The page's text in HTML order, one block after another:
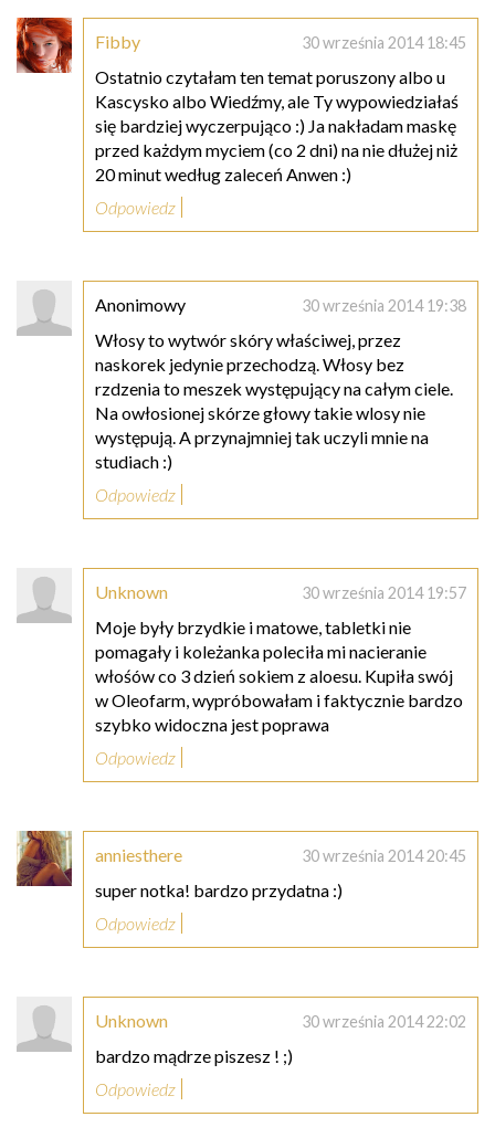
Fibby 30 września 2014 18:45
Ostatnio czytałam ten temat poruszony albo u
Kascysko albo Wiedźmy, ale Ty wypowiedziałaś
się bardziej wyczerpująco :) Ja nakładam maskę
przed każdym myciem (co 2 dni) na nie dłużej niż
20 minut według zaleceń Anwen :)
Odpowiedz
Anonimowy 30 września 2014 19:38
Włosy to wytwór skóry właściwej, przez
naskorek jedynie przechodzą. Włosy bez
rzdzenia to meszek występujący na całym ciele.
Na owłosionej skórze głowy takie wlosy nie
występują. A przynajmniej tak uczyli mnie na
studiach :)
Odpowiedz
Unknown 30 września 2014 19:57
Moje były brzydkie i matowe, tabletki nie
pomagały i koleżanka poleciła mi nacieranie
włośów co 3 dzień sokiem z aloesu. Kupiła swój
w Oleofarm, wypróbowałam i faktycznie bardzo
szybko widoczna jest poprawa
Odpowiedz
anniesthere 30 września 2014 20:45
super notka! bardzo przydatna :)
Odpowiedz
Unknown 30 września 2014 22:02
bardzo mądrze piszesz ! ;)
Odpowiedz